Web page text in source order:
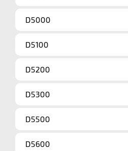
D5000
D5100
D5200
D5300
D5500
D5600